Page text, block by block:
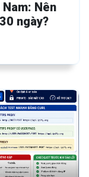
Nên
ngày?